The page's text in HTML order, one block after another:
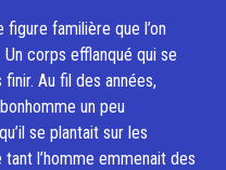
familière que l’on
corps efflanqué qui se
Au fil des années,
un peu
se plantait sur les
l’homme emmenait des